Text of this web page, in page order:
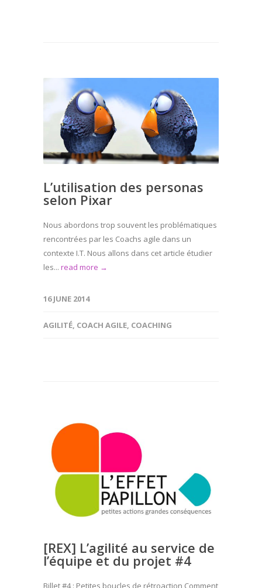
L’utilisation des personas
selon Pixar
Nous abordons trop souvent les problématiques
rencontrées par les Coachs agile dans un
contexte I.T. Nous allons dans cet article étudier
les... read more →
16 JUNE 2014
AGILITÉ, COACH AGILE, COACHING
[REX] L’agilité au service de
l’équipe et du projet #4